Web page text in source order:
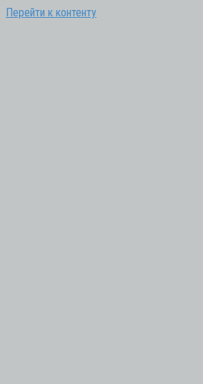
Перейти к контенту